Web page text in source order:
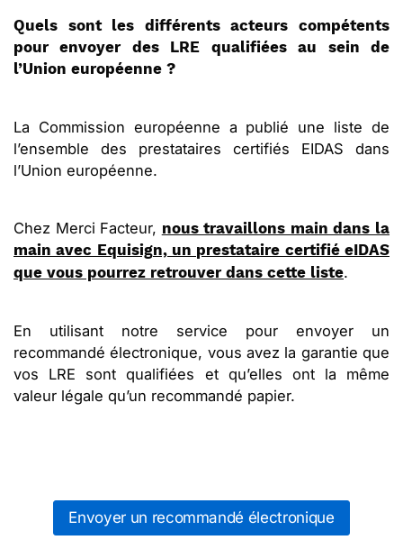
Quels sont les différents acteurs compétents
pour envoyer des LRE qualifiées au sein de
l’Union européenne ?
La Commission européenne a publié une liste de
l’ensemble des prestataires certifiés EIDAS dans
l’Union européenne.
Chez Merci Facteur, nous travaillons main dans la
main avec Equisign, un prestataire certifié eIDAS
que vous pourrez retrouver dans cette liste.
En utilisant notre service pour envoyer un
recommandé électronique, vous avez la garantie que
vos LRE sont qualifiées et qu’elles ont la même
valeur légale qu’un recommandé papier.
Envoyer un recommandé électronique